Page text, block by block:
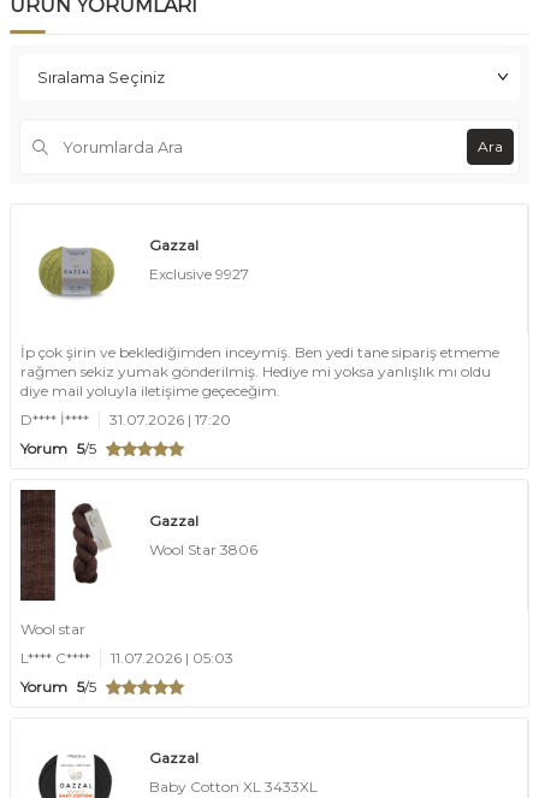
ÜRÜN YORUMLARI
Ara
Gazzal
Exclusive 9927
İp çok şirin ve beklediğimden inceymiş. Ben yedi tane sipariş etmeme
rağmen sekiz yumak gönderilmiş. Hediye mi yoksa yanlışlık mı oldu
diye mail yoluyla iletişime geçeceğim.
D**** İ****
31.07.2026 | 17:20
Yorum 5/5
Gazzal
Wool Star 3806
Wool star
L**** C****
11.07.2026 | 05:03
Yorum 5/5
Gazzal
Baby Cotton XL 3433XL